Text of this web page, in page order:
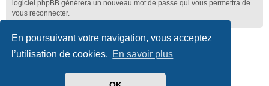
En poursuivant votre navigation, vous acceptez
l’utilisation de cookies. En savoir plus
logiciel phpBB générera un nouveau mot de passe qui vous permettra de
vous reconnecter.